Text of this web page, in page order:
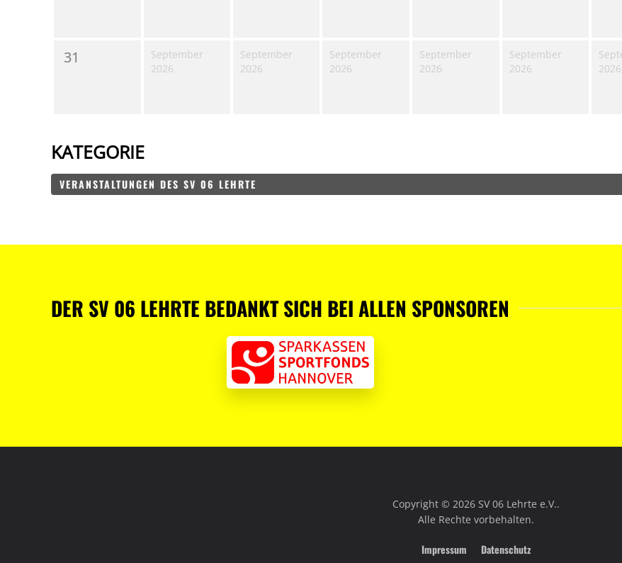
31
September
2026
September
2026
September
2026
September
2026
September
2026
2026
KATEGORIE
VERANSTALTUNGEN DES SV 06 LEHRTE
DER SV 06 LEHRTE BEDANKT SICH BEI ALLEN SPONSOREN
Copyright © 2026 SV 06 Lehrte e.V..
Alle Rechte vorbehalten.
Impressum Datenschutz